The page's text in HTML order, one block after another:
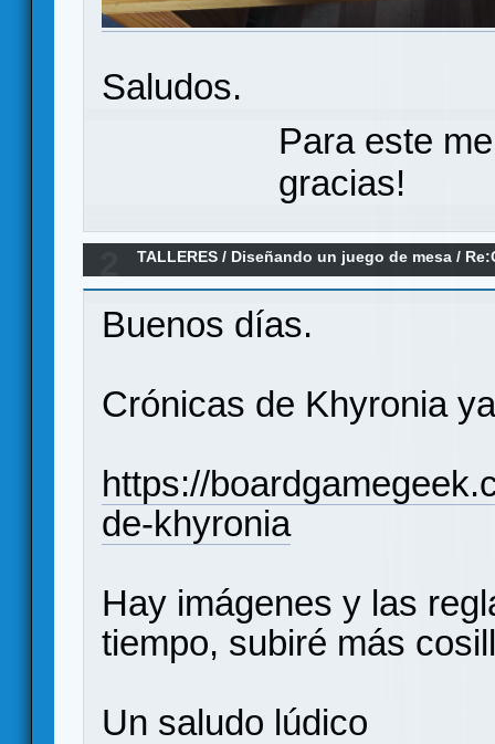
Saludos.
Para este
gracias!
TALLERES / Diseñando un juego de mesa /
Buenos días.
Crónicas de Khyronia
https://
de-khyronia
Hay imágenes y las
tiempo, subiré más
Un saludo lúdico